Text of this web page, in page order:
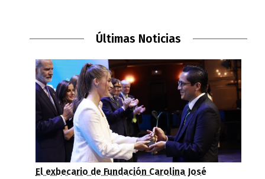
Últimas Noticias
El exbecario de Fundación Carolina José